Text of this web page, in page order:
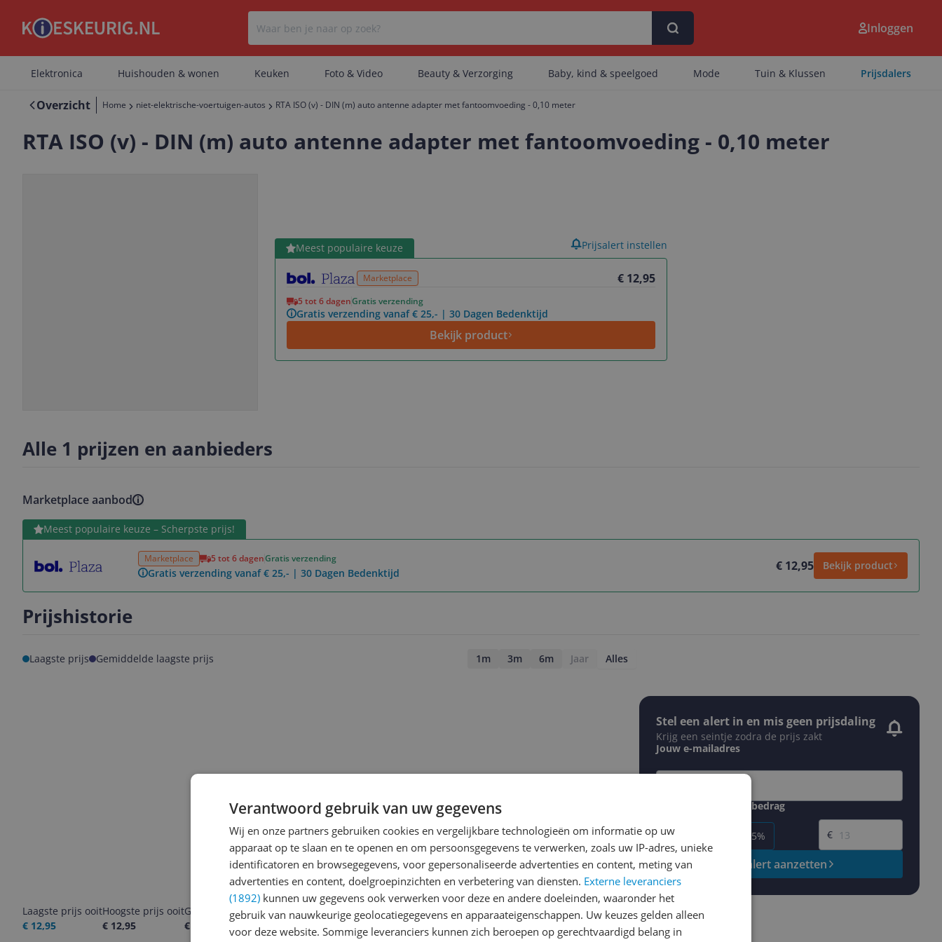
Er zijn geen categorieën gevonden.
Er zijn geen artikelen gevonden.
Inloggen
Elektronica Huishouden & wonen Keuken Foto & Video Beauty & Verzorging Baby, kind & speelgoed Mode Tuin & Klussen Prijsdalers
Overzicht Home niet-elektrische-voertuigen-autos RTA ISO (v) - DIN (m) auto antenne adapter met fantoomvoeding - 0,10 meter
RTA ISO (v) - DIN (m) auto antenne adapter met fantoomvoeding - 0,10 meter
Meest populaire keuze
Marketplace € 12,95
5 tot 6 dagenGratis verzending
Gratis verzending vanaf € 25,- | 30 Dagen Bedenktijd
Bekijk product
Bekijk product Prijsalert instellen
Alle 1 prijzen en aanbieders
Marketplace aanbod
Meest populaire keuze – Scherpste prijs!
Marketplace 5 tot 6 dagenGratis verzending
Gratis verzending vanaf € 25,- | 30 Dagen Bedenktijd € 12,95 Bekijk product
Bekijk product
Prijshistorie
Laagste prijs Gemiddelde laagste prijs 1m 3m 6m Jaar Alles
Laagste prijs ooit
€ 12,95
Hoogste prijs ooit
€ 12,95
Goedkoopste nu
€ 12,95
Laatste prijsupdate
07-08-2026
Stel een alert in en mis geen prijsdaling
Krijg een seintje zodra de prijs zakt
Jouw e-mailadres
Gewenste daling of bedrag
-5% -15%
Gewenste prijs
€
Prijsalert aanzetten
Verantwoord gebruik van uw gegevens
Wij en onze partners gebruiken cookies en vergelijkbare technologieën om informatie op uw
apparaat op te slaan en te openen en om persoonsgegevens te verwerken, zoals uw IP-adres, unieke
identificatoren en browsegegevens, voor gepersonaliseerde advertenties en content, meting van
advertenties en content, doelgroepinzichten en verbetering van diensten. Externe leveranciers
(1892) kunnen uw gegevens ook verwerken voor deze en andere doeleinden, waaronder het
gebruik van nauwkeurige geolocatiegegevens en apparaateigenschappen. Uw keuzes gelden alleen
voor deze website. Sommige leveranciers kunnen zich beroepen op gerechtvaardigd belang in